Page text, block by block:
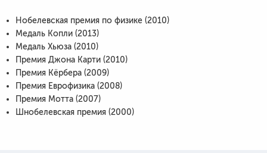
Нобелевская премия по физике (2010)
Медаль Копли (2013)
Медаль Хьюза (2010)
Премия Джона Карти (2010)
Премия Кёрбера (2009)
Премия Еврофизика (2008)
Премия Мотта (2007)
Шнобелевская премия (2000)